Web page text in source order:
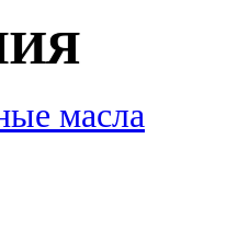
масла